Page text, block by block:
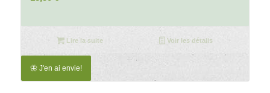
Lire la suite Voir les détails
🦋 J'en ai envie!